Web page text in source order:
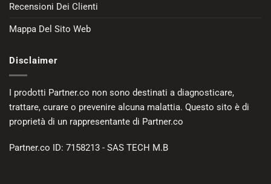
Recensioni Dei Clienti
Mappa Del Sito Web
Disclaimer
I prodotti Partner.co non sono destinati a diagnosticare,
trattare, curare o prevenire alcuna malattia. Questo sito è di
proprietà di un rappresentante di Partner.co
Partner.co ID: 7158213 - SAS TECH M.B